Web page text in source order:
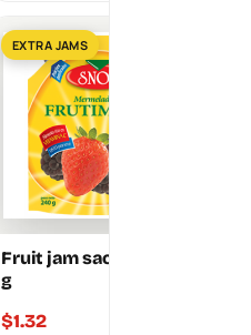
EXTRA JAMS
Fruit jam sachet 240
g
$1.32